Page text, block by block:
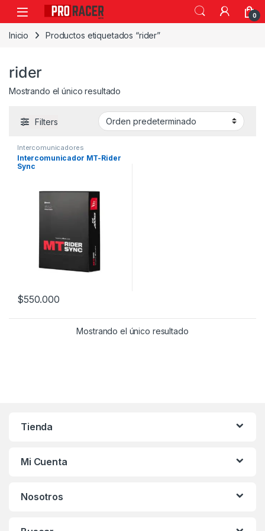
0
Inicio Productos etiquetados “rider”
rider
Mostrando el único resultado
Filters
Intercomunicadores
Intercomunicador MT-Rider
Sync
$550.000
Mostrando el único resultado
Tienda
Mi Cuenta
Nosotros